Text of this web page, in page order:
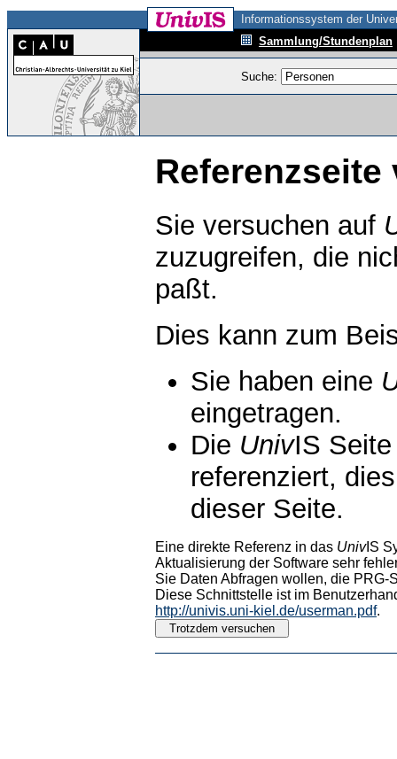
Informationssystem der
Sammlung/Stundenplan
Suche:
Referenzseite
Sie versuchen auf
zuzugreifen, die
paßt.
Dies kann zum
Sie haben eine
eingetragen.
Die UnivIS
referenziert,
dieser Seite.
Eine direkte Referenz in das UnivIS
Aktualisierung der Software sehr
Sie Daten Abfragen wollen, die PRG-
Diese Schnittstelle ist im
http://univis.uni-kiel.de/userman.pdf.